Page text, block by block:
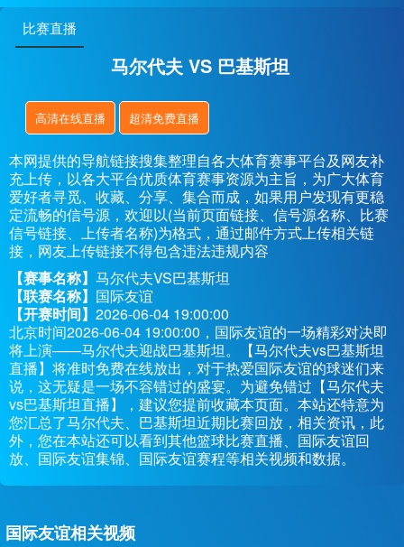
比赛直播
马尔代夫 VS 巴基斯坦
高清在线直播 超清免费直播
本网提供的导航链接搜集整理自各大体育赛事平台及网友补
充上传，以各大平台优质体育赛事资源为主旨，为广大体育
爱好者寻觅、收藏、分享、集合而成，如果用户发现有更稳
定流畅的信号源，欢迎以(当前页面链接、信号源名称、比赛
信号链接、上传者名称)为格式，通过邮件方式上传相关链
接，网友上传链接不得包含违法违规内容
【赛事名称】 马尔代夫VS巴基斯坦
【联赛名称】 国际友谊
【开赛时间】 2026-06-04 19:00:00
北京时间2026-06-04 19:00:00，国际友谊的一场精彩对决即
将上演——马尔代夫迎战巴基斯坦。【马尔代夫vs巴基斯坦
直播】将准时免费在线放出，对于热爱国际友谊的球迷们来
说，这无疑是一场不容错过的盛宴。为避免错过【马尔代夫
vs巴基斯坦直播】，建议您提前收藏本页面。本站还特意为
您汇总了马尔代夫、巴基斯坦近期比赛回放，相关资讯，此
外，您在本站还可以看到其他篮球比赛直播、国际友谊回
放、国际友谊集锦、国际友谊赛程等相关视频和数据。
国际友谊相关视频